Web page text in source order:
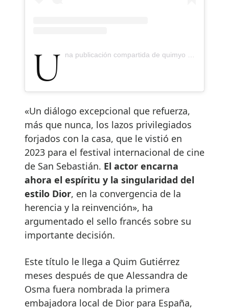
Una publicación compartida de quimyo (@quimyo)
«Un diálogo excepcional que refuerza,
más que nunca, los lazos privilegiados
forjados con la casa, que le vistió en
2023 para el festival internacional de cine
de San Sebastián. El actor encarna
ahora el espíritu y la singularidad del
estilo Dior, en la convergencia de la
herencia y la reinvención», ha
argumentado el sello francés sobre su
importante decisión.
Este título le llega a Quim Gutiérrez
meses después de que Alessandra de
Osma fuera nombrada la primera
embajadora local de Dior para España,